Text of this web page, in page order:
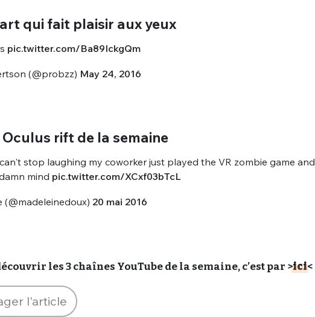
qui fait plaisir aux yeux
pic.twitter.com/Ba89IckgQm
(@probzz) May 24, 2016
Oculus rift de la semaine
stop laughing my coworker just played the VR zombie game and
mind pic.twitter.com/XCxf03bTcL
20 mai 2016
les 3 chaînes YouTube de la semaine, c’est par >ici<
l'article